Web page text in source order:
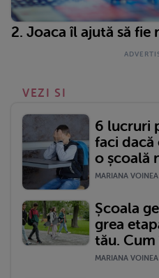
2. Joaca îl ajută să fie
VEZI SI
6 lucruri
faci dacă
o școală
MARIANA
Școala
grea
tău.
MARIANA